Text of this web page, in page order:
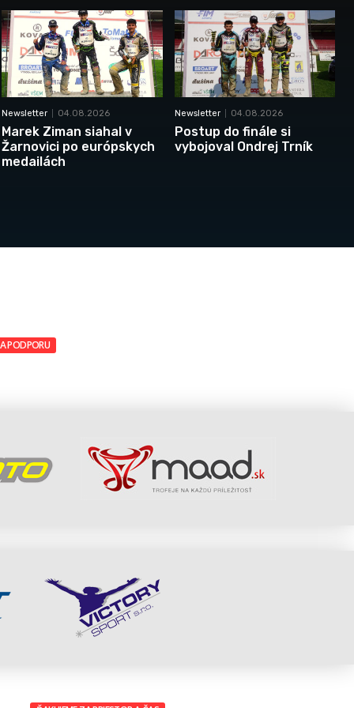
Newsletter 04.08.2026
Marek Ziman siahal v
Žarnovici po európskych
medailách
Newsletter 04.08.2026
Postup do finále si
vybojoval Ondrej Trník
PODPORU